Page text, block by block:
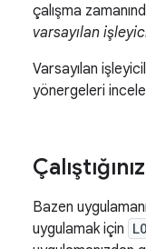
çalışma
varsayılan
Varsayılan
yönergeleri
Bazen
uygulamak için